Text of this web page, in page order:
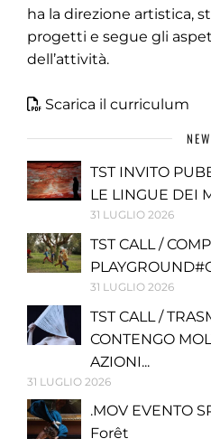
ha la direzione artistica,
progetti e segue gli
dell’attività.
Scarica il curriculum
TST INVITO
LE LINGUE DEI
31 LUGLIO 2026
TST CALL /
31 LUGLIO 2026
TST CALL /
CONTENGO
AZIONI...
31 LUGLIO 2026
.MOV EVENTO
Forêt